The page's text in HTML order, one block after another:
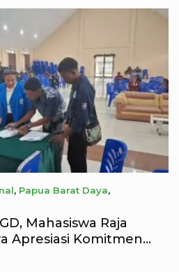
, Papua Barat Daya,
Mahasiswa Raja
Apresiasi Komitmen